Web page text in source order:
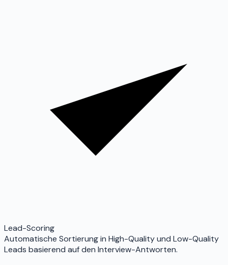
Lead-Scoring
Automatische Sortierung in High-Quality und Low-Quality
Leads basierend auf den Interview-Antworten.